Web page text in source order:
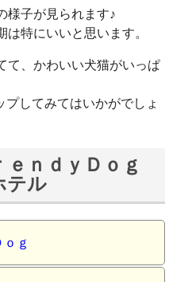
様子が見られます♪
特にいいと思います。
て、かわいい犬猫がいっぱ
プしてみてはいかがでしょ
ｎｄｙＤｏｇ
テル
ｇ